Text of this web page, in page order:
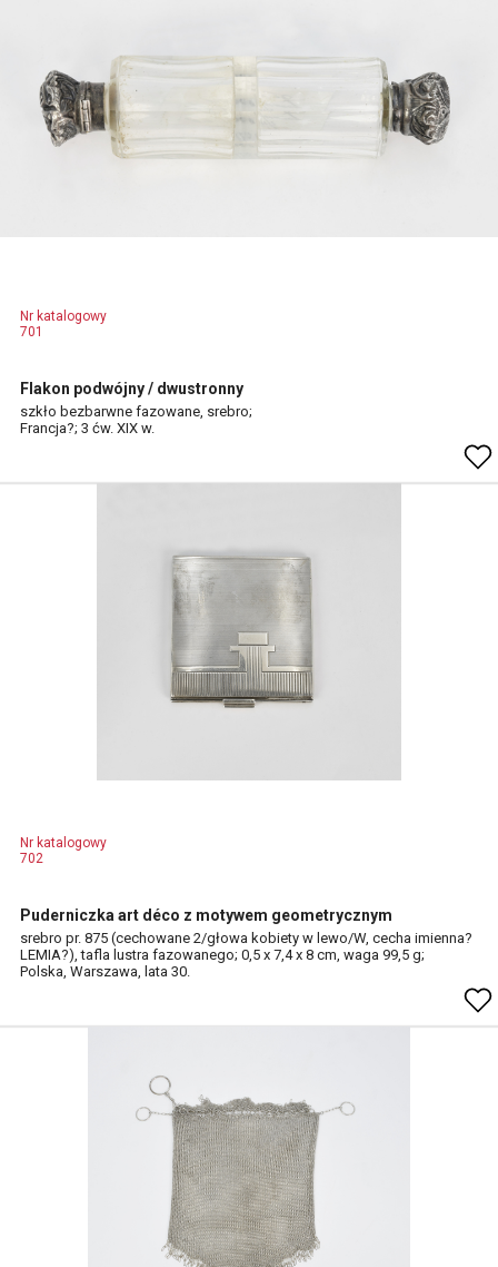
Nr katalogowy
701
Flakon podwójny / dwustronny
szkło bezbarwne fazowane, srebro;
Francja?; 3 ćw. XIX w.
Nr katalogowy
702
Puderniczka art déco z motywem geometrycznym
srebro pr. 875 (cechowane 2/głowa kobiety w lewo/W, cecha imienna?
LEMIA?), tafla lustra fazowanego; 0,5 x 7,4 x 8 cm, waga 99,5 g;
Polska, Warszawa, lata 30.